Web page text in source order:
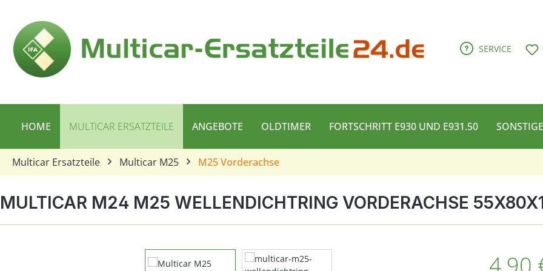
SERVICE
HOME MULTICAR ERSATZTEILE ANGEBOTE OLDTIMER FORTSCHRITT E930 UND E931.50
Multicar Ersatzteile Multicar M25 M25 Vorderachse
MULTICAR M24 M25 WELLENDICHTRING VORDERACHSE
Regulärer